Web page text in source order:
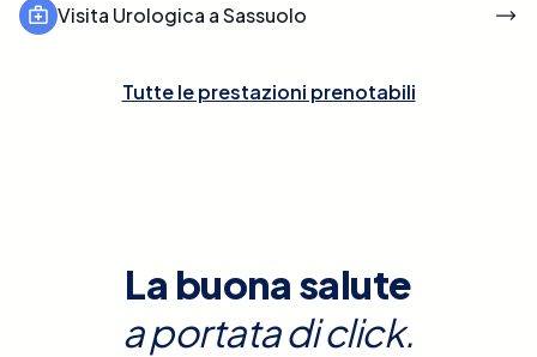
Visita Urologica a Sassuolo
Tutte le prestazioni prenotabili
La buona salute
a portata di click.